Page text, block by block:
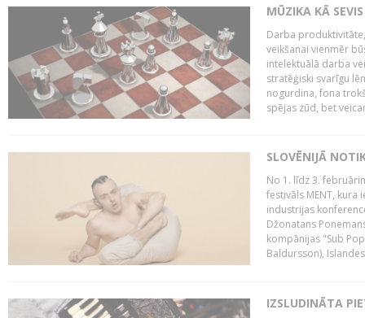
MŪZIKA KĀ
Darba
veikšanai vienmēr
intelektuālā darba
stratēģiski svarīgu
nogurdina, fona
spējas zūd, bet
SLOVĒNIJĀ
No 1. līdz 3.
festivāls MENT, kura
industrijas
Džonatans
kompānijas "Sub
Baldursson),
IZSLUDINĀTA